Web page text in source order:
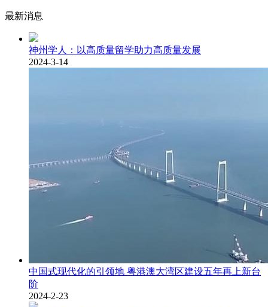
最新消息
神州学人：以高质量留学助力高质量发展
2024-3-14
中国式现代化的引领地 粤港澳大湾区建设五年再上新台
阶
2024-2-23